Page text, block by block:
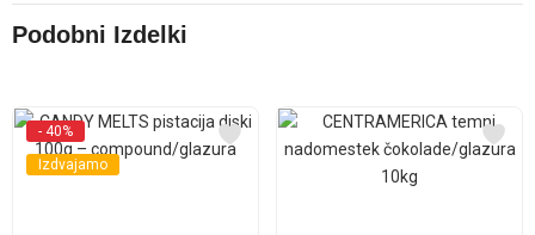
Podobni Izdelki
- 40%
Izdvajamo